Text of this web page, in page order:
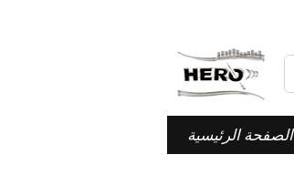
الصفحة الرئيسية